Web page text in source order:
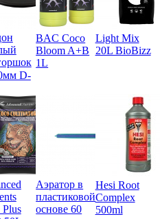
D-
BAC Coco
Bloom A+B
1L
Light Mix
20L BioBizz
Plus
Аэратор в
пластиковой
основе 60
Hesi Root
Complex
500ml